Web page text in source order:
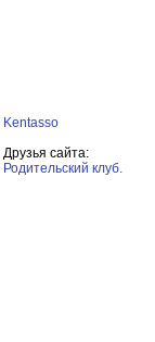
Kentasso
Друзья сайта:
Родительский клуб.